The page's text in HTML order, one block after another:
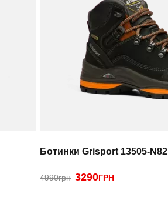
Ботинки Grisport 13505-N82
4990грн 3290ГРН